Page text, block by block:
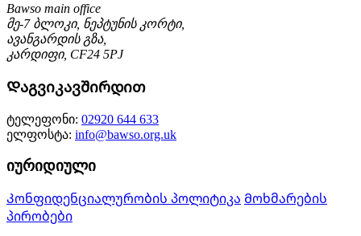
Bawso main office
მე-7 ბლოკი, ნეპტუნის კორტი,
ავანგარდის გზა,
კარდიფი, CF24 5PJ
Დაგვიკავშირდით
ტელეფონი: 02920 644 633
ელფოსტა: info@bawso.org.uk
იურიდიული
Კონფიდენციალურობის პოლიტიკა Მოხმარების
პირობები